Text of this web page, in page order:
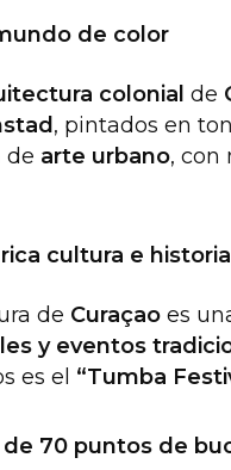
de color
colonial de
, pintados en
de arte urbano, con
cultura e historia
de Curaçaoes
y eventos
es el “Tumba
de 70 puntos de